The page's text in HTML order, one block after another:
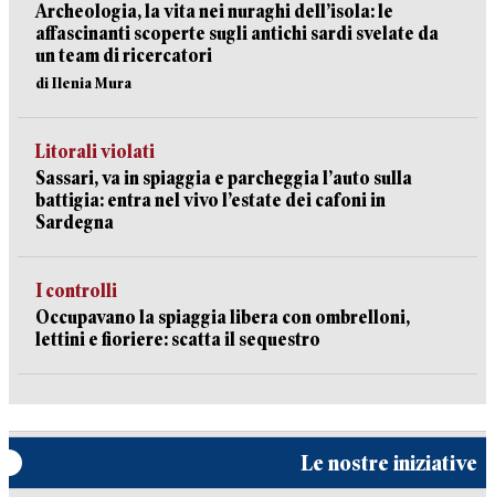
Archeologia, la vita nei nuraghi dell’isola: le
affascinanti scoperte sugli antichi sardi svelate da
un team di ricercatori
di Ilenia Mura
Litorali violati
Sassari, va in spiaggia e parcheggia l’auto sulla
battigia: entra nel vivo l’estate dei cafoni in
Sardegna
I controlli
Occupavano la spiaggia libera con ombrelloni,
lettini e fioriere: scatta il sequestro
Le nostre iniziative